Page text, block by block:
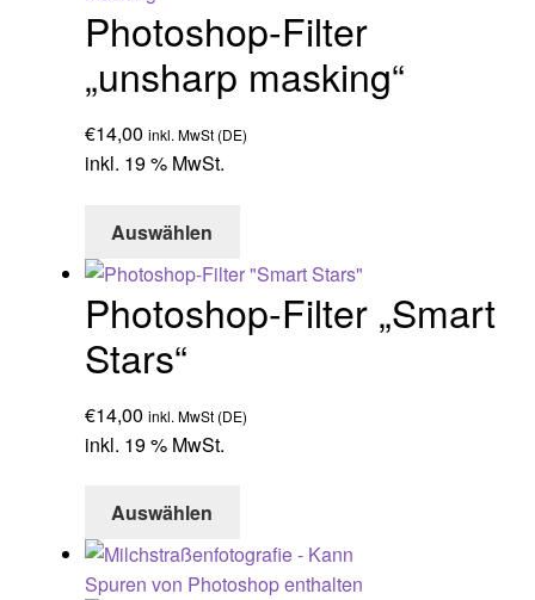
Photoshop-Filter
„unsharp masking“
€14,00 inkl. MwSt (DE)
inkl. 19 % MwSt.
Auswählen
Photoshop-Filter „Smart
Stars“
€14,00 inkl. MwSt (DE)
inkl. 19 % MwSt.
Auswählen